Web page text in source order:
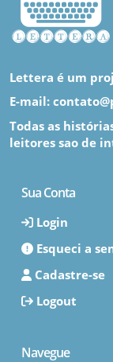
Lettera é um
E-mail:
Todas as
leitores sao de
Sua Conta
Login
Esqueci a
Cadastre-se
Logout
Navegue